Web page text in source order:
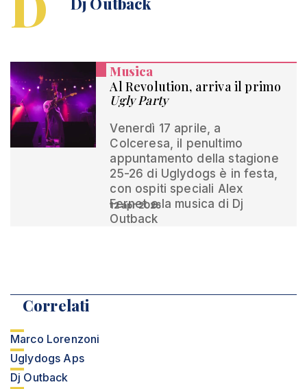
Musica
Al Revolution, arriva il primo
Ugly Party
Venerdì 17 aprile, a
Colceresa, il penultimo
appuntamento della stagione
25-26 di Uglydogs è in festa,
con ospiti speciali Alex
Fernet e la musica di Dj
Outback
12 apr 2026
Correlati
Marco Lorenzoni
Uglydogs Aps
Dj Outback